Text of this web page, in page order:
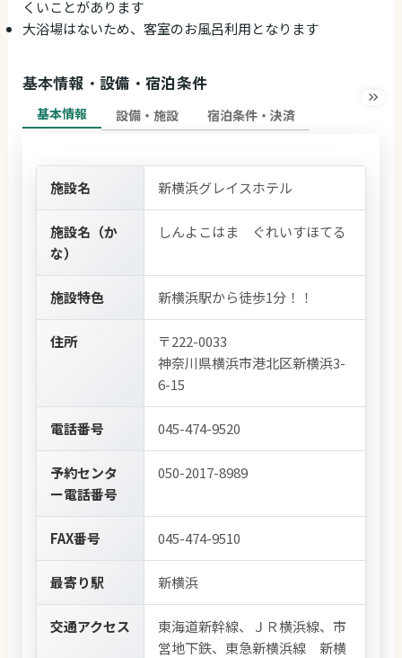
くいことがあります
大浴場はないため、客室のお風呂利用となります
基本情報・設備・宿泊条件
基本情報 設備・施設 宿泊条件・決済
施設名 新横浜グレイスホテル
施設名（か
な）
しんよこはま ぐれいすほてる
施設特色 新横浜駅から徒歩1分！！
住所
〒222-0033
神奈川県横浜市港北区新横浜3-
6-15
電話番号 045-474-9520
予約センタ
ー電話番号
050-2017-8989
FAX番号 045-474-9510
最寄り駅 新横浜
交通アクセス
東海道新幹線、ＪＲ横浜線、市
営地下鉄、東急新横浜線 新横